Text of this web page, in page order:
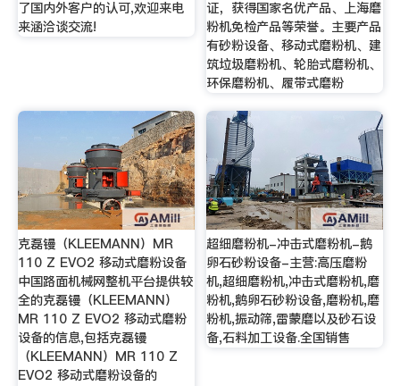
了国内外客户的认可,欢迎来电
来涵洽谈交流!
证，获得国家名优产品、上海磨
粉机免检产品等荣誉。主要产品
有砂粉设备、移动式磨粉机、建
筑垃圾磨粉机、轮胎式磨粉机、
环保磨粉机、履带式磨粉
克磊镘（KLEEMANN）MR
110 Z EVO2 移动式磨粉设备
中国路面机械网整机平台提供较
全的克磊镘（KLEEMANN）
MR 110 Z EVO2 移动式磨粉
设备的信息,包括克磊镘
（KLEEMANN）MR 110 Z
EVO2 移动式磨粉设备的
超细磨粉机-冲击式磨粉机-鹅
卵石砂粉设备-主营:高压磨粉
机,超细磨粉机,冲击式磨粉机,磨
粉机,鹅卵石砂粉设备,磨粉机,磨
粉机,振动筛,雷蒙磨以及砂石设
备,石料加工设备.全国销售